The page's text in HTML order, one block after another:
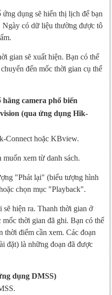
ứng dụng sẽ hiển thị lịch để bạn
Ngày có dữ liệu thường được tô
gian sẽ xuất hiện. Bạn có thể
đến mốc thời gian cụ thể
camera phổ biến
(qua ứng dụng Hik-
Connect hoặc KBview.
muốn xem từ danh sách.
"Phát lại" (biểu tượng hình
chọn mục "Playback".
sẽ hiện ra. Thanh thời gian ở
thời gian đã ghi. Bạn có thể
thời điểm cần xem. Các đoạn
đặt) là những đoạn đã được
dụng DMSS)